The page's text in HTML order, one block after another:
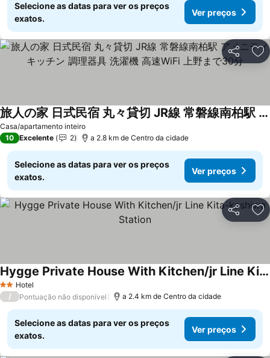
Selecione as datas para ver os preços
exatos.
Ver preços
Partilhar
Casa/apartamento inteiro
旅人の家 日式民宿 丸々貸切 JR線 常磐線南柏駅 アメニティ キッチン 調理器具 洗濯機 高速WiFi 上野まで30分
Ver preços
10 Excelente 2 a 2.8 km de Centro da cidade
Selecione as datas para ver os preços
exatos.
Ver preços
Partilhar
2 Estrelas
Hotel
Hygge Private House With Kitchen/jr Line Kita-kashiwa Station
Ver preços
/ Pontuação não disponível a 2.4 km de Centro da cidade
Selecione as datas para ver os preços
exatos.
Ver preços